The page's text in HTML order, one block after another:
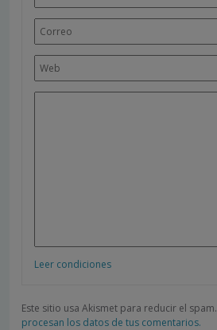
Leer condiciones
Este sitio usa Akismet para reducir el spam.
procesan los datos de tus comentarios.